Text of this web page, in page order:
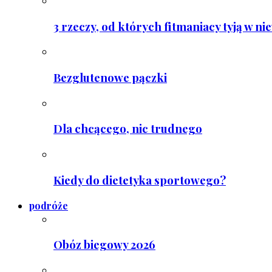
3 rzeczy, od których fitmaniacy tyją w
Bezglutenowe pączki
Dla chcącego, nic trudnego
Kiedy do dietetyka sportowego?
podróże
Obóz biegowy 2026